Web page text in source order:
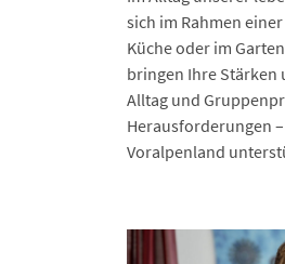
sich im Rahmen
Küche oder im
bringen Ihre Stärken
Alltag und
Herausforderungen
Voralpenland